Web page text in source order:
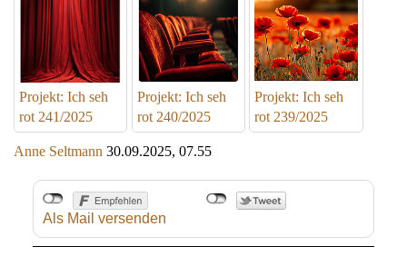
Projekt: Ich seh
rot 241/2025
Projekt: Ich seh
rot 240/2025
Projekt: Ich seh
rot 239/2025
Anne Seltmann 30.09.2025, 07.55
Als Mail versenden